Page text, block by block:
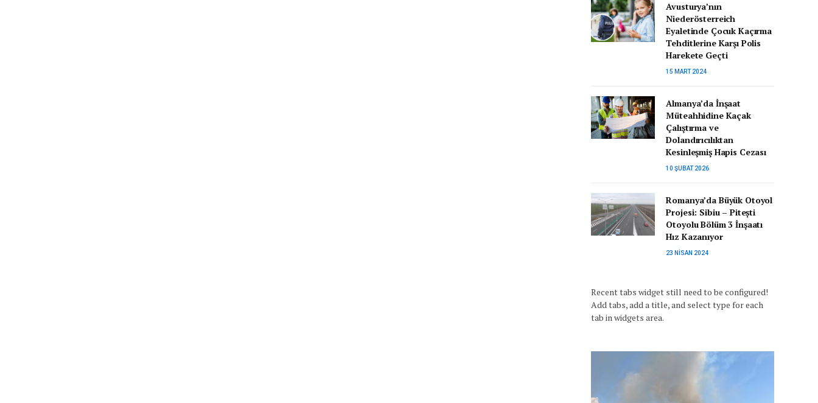
Avusturya’nın
Niederösterreich
Eyaletinde Çocuk Kaçırma
Tehditlerine Karşı Polis
Harekete Geçti
15 MART 2024
Almanya’da İnşaat
Müteahhidine Kaçak
Çalıştırma ve
Dolandırıcılıktan
Kesinleşmiş Hapis Cezası
10 ŞUBAT 2026
Romanya’da Büyük Otoyol
Projesi: Sibiu – Pitești
Otoyolu Bölüm 3 İnşaatı
Hız Kazanıyor
23 NISAN 2024
Recent tabs widget still need to be configured!
Add tabs, add a title, and select type for each
tab in widgets area.